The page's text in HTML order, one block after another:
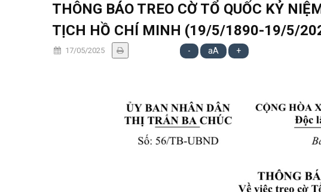
THÔNG BÁO TREO CỜ TỔ QUỐC KỶ
TỊCH HỒ CHÍ MINH (19/5/1890-19/5/
17/05/2025 - aA +